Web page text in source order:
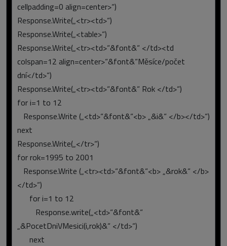
cellpadding=0 align=center>“)
Response.Write(„<tr><td>“)
Response.Write(„<table>“)
Response.Write(„<tr><td>“&font&“ </td><td
colspan=12 align=center>“&font&“Měsíce/počet
dní</td>“)
Response.Write(„<tr><td>“&font&“ Rok </td>“)
for i=1 to 12
Response.Write („<td>“&font&“<b> „&i&“ </b></td>“)
next
Response.Write(„</tr>“)
for rok=1995 to 2001
Response.Write („<tr><td>“&font&“<b> „&rok&“ </b>
</td>“)
for i=1 to 12
Response.write(„<td>“&font&“
„&PocetDniVMesici(i,rok)&“ </td>“)
next